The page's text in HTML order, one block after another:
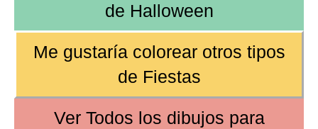
de Halloween
Me gustaría colorear otros tipos
de Fiestas
Ver Todos los dibujos para